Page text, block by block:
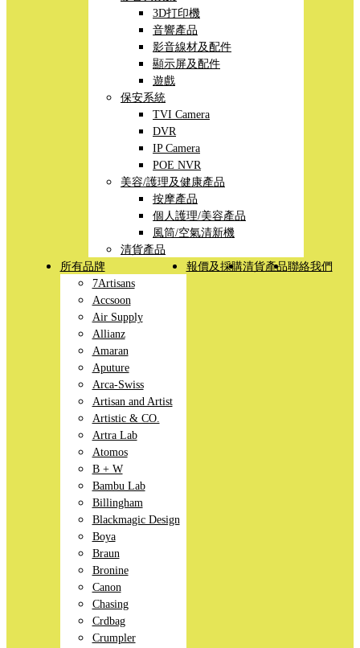
3D打印機
音響產品
影音線材及配件
顯示屏及配件
遊戲
保安系統
TVI Camera
DVR
IP Camera
POE NVR
美容/護理及健康產品
按摩產品
個人護理/美容產品
風筒/空氣清新機
清貨產品
所有品牌
7Artisans
Accsoon
Air Supply
Allianz
Amaran
Aputure
Arca-Swiss
Artisan and Artist
Artistic & CO.
Artra Lab
Atomos
B + W
Bambu Lab
Billingham
Blackmagic Design
Boya
Braun
Bronine
Canon
Chasing
Crdbag
Crumpler
報價及採購清貨產品聯絡我們